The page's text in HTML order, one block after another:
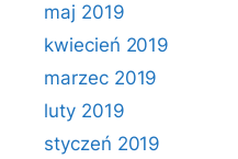
maj 2019
kwiecień 2019
marzec 2019
luty 2019
styczeń 2019